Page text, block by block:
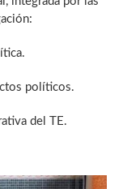
políticos.
del TE.